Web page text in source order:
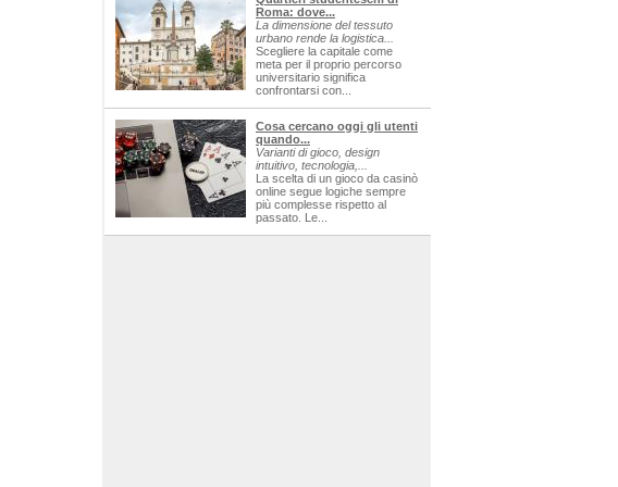
Roma: dove...
La dimensione del tessuto
urbano rende la logistica...
Scegliere la capitale come
meta per il proprio percorso
universitario significa
confrontarsi con...
Cosa cercano oggi gli utenti
quando...
Varianti di gioco, design
intuitivo, tecnologia,...
La scelta di un gioco da casinò
online segue logiche sempre
più complesse rispetto al
passato. Le...